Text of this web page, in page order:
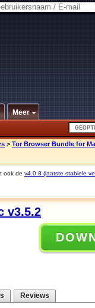
Meer
> Tor Browser Bundle for
ook de v4.0.8 (laatste stabiele
v3.5.2
Reviews